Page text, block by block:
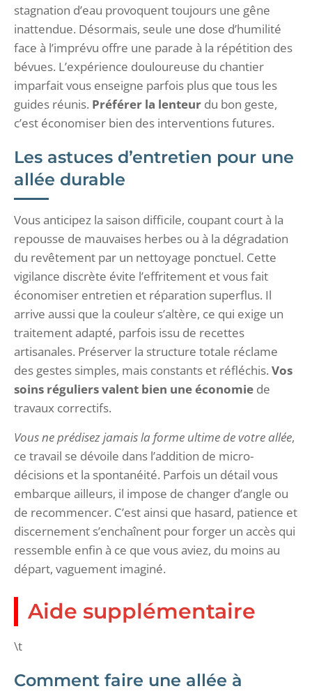
stagnation d’eau provoquent toujours une gêne
inattendue. Désormais, seule une dose d’humilité
face à l’imprévu offre une parade à la répétition des
bévues. L’expérience douloureuse du chantier
imparfait vous enseigne parfois plus que tous les
guides réunis. Préférer la lenteur du bon geste,
c’est économiser bien des interventions futures.
Les astuces d’entretien pour une
allée durable
Vous anticipez la saison difficile, coupant court à la
repousse de mauvaises herbes ou à la dégradation
du revêtement par un nettoyage ponctuel. Cette
vigilance discrète évite l’effritement et vous fait
économiser entretien et réparation superflus. Il
arrive aussi que la couleur s’altère, ce qui exige un
traitement adapté, parfois issu de recettes
artisanales. Préserver la structure totale réclame
des gestes simples, mais constants et réfléchis. Vos
soins réguliers valent bien une économie de
travaux correctifs.
Vous ne prédisez jamais la forme ultime de votre allée,
ce travail se dévoile dans l’addition de micro-
décisions et la spontanéité. Parfois un détail vous
embarque ailleurs, il impose de changer d’angle ou
de recommencer. C’est ainsi que hasard, patience et
discernement s’enchaînent pour forger un accès qui
ressemble enfin à ce que vous aviez, du moins au
départ, vaguement imaginé.
Aide supplémentaire
\t
Comment faire une allée à